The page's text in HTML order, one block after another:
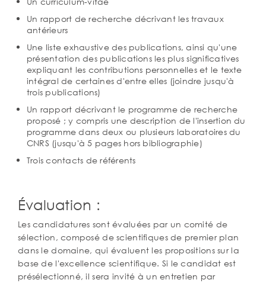
Un rapport de recherche décrivant les travaux
antérieurs
Une liste exhaustive des publications, ainsi qu'une
présentation des publications les plus significatives
expliquant les contributions personnelles et le texte
intégral de certaines d'entre elles (joindre jusqu'à
trois publications)
Un rapport décrivant le programme de recherche
proposé ; y compris une description de l'insertion du
programme dans deux ou plusieurs laboratoires du
CNRS (jusqu'à 5 pages hors bibliographie)
Trois contacts de référents
Évaluation :
Les candidatures sont évaluées par un comité de
sélection, composé de scientifiques de premier plan
dans le domaine, qui évaluent les propositions sur la
base de l'excellence scientifique. Si le candidat est
présélectionné, il sera invité à un entretien par